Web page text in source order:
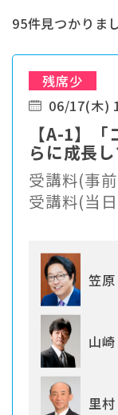
95件見つかりま
残席少
06/17(木)
【A-1】
らに成長
くり」
受講料(事
受講料(当
笠
山
里